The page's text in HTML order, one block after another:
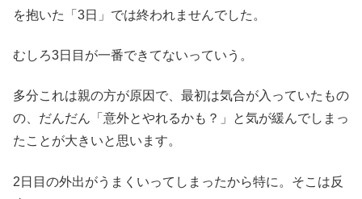
を抱いた「3日」では終われませんでした。
むしろ3日目が一番できてないっていう。
多分これは親の方が原因で、最初は気合が入っていたもの
の、だんだん「意外とやれるかも？」と気が緩んでしまっ
たことが大きいと思います。
2日目の外出がうまくいってしまったから特に。そこは反